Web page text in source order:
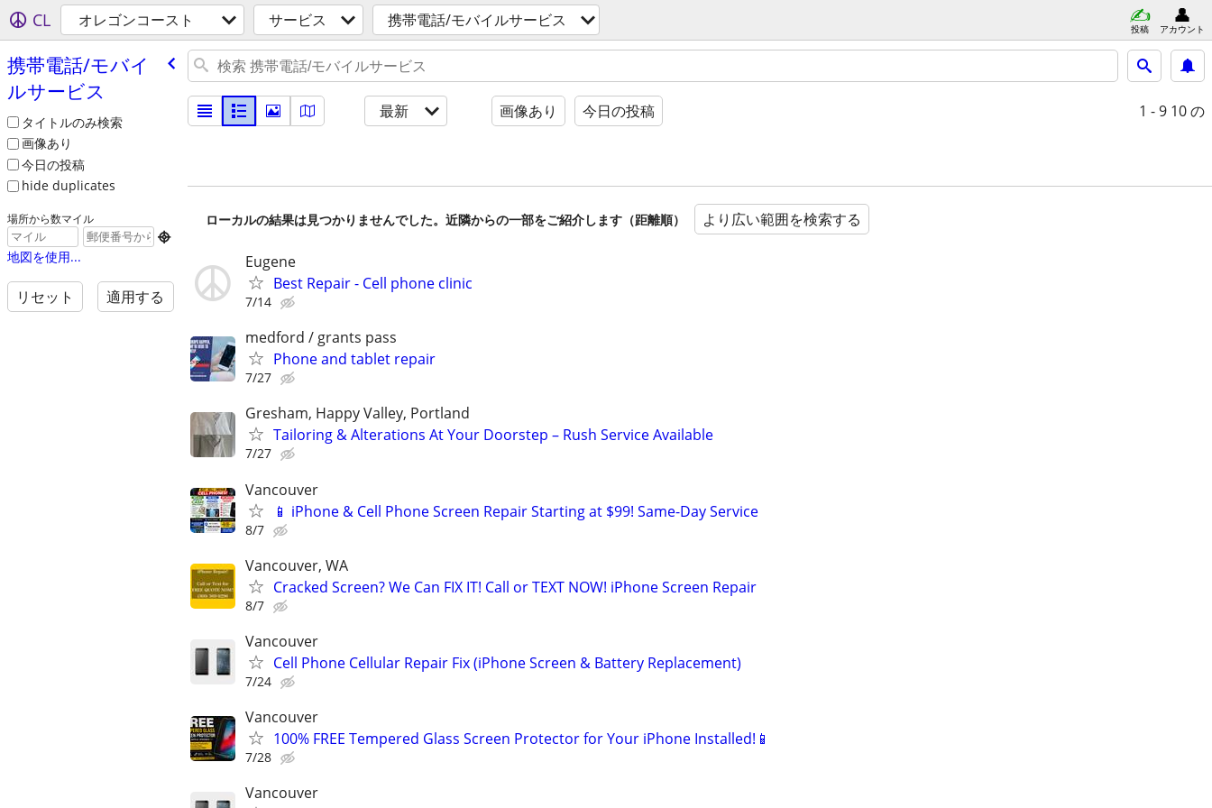
CL オレゴンコースト サービス 携帯電話/モバイルサービス 投稿 アカウント
携帯電話/​モバイ
ルサービス
タイトルのみ検索
画像あり
今日の投稿
hide duplicates
場所から数マイル

地図を使用...
リセット 適用する
最新 画像あり 今日の投稿 1 - 9 10 の
ローカルの結果は見つかりませんでした。近隣からの一部をご紹介します（距離順） より広い範囲を検索する
Eugene
Best Repair - Cell phone clinic
7/14
medford / grants pass
Phone and tablet repair
7/27
Gresham, Happy Valley, Portland
Tailoring & Alterations At Your Doorstep – Rush Service Available
7/27
Vancouver
📱 iPhone & Cell Phone Screen Repair Starting at $99! Same-Day Service
8/7
Vancouver, WA
Cracked Screen? We Can FIX IT! Call or TEXT NOW! iPhone Screen Repair
8/7
Vancouver
Cell Phone Cellular Repair Fix (iPhone Screen & Battery Replacement)
7/24
Vancouver
100% FREE Tempered Glass Screen Protector for Your iPhone Installed!📱
7/28
Vancouver